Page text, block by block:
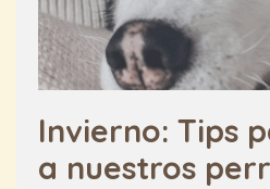
Invierno: Tips
a nuestros